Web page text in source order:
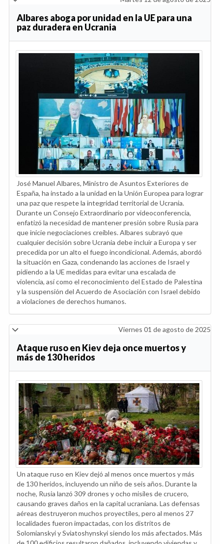
Albares aboga por unidad en la UE para una
paz duradera en Ucrania
José Manuel Albares, Ministro de Asuntos Exteriores de
España, ha instado a la unidad en la Unión Europea para lograr
una paz que respete la integridad territorial de Ucrania.
Durante un Consejo Extraordinario por videoconferencia,
enfatizó la necesidad de mantener presión sobre Rusia para
que inicie negociaciones creíbles. Albares subrayó que
cualquier decisión sobre Ucrania debe incluir a Europa y ser
precedida por un alto el fuego incondicional. Además, abordó
la situación en Gaza, condenando las acciones de Israel y
pidiendo a la UE medidas para evitar una escalada de
violencia, así como el reconocimiento del Estado de Palestina
y la suspensión del Acuerdo de Asociación con Israel debido
a violaciones de derechos humanos.
Viernes 01 de agosto de 2025
Ataque ruso en Kiev deja once muertos y
más de 130 heridos
Un ataque ruso en Kiev dejó al menos once muertos y más
de 130 heridos, incluyendo un niño de seis años. Durante la
noche, Rusia lanzó 309 drones y ocho misiles de crucero,
causando graves daños en la capital ucraniana. Las defensas
aéreas destruyeron muchos proyectiles, pero al menos 27
localidades fueron impactadas, con los distritos de
Solomianskyi y Sviatoshynskyi siendo los más afectados. Más